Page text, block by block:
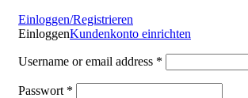
Einloggen/Registrieren
EinloggenKundenkonto einrichten
Username or email address *
Passwort *